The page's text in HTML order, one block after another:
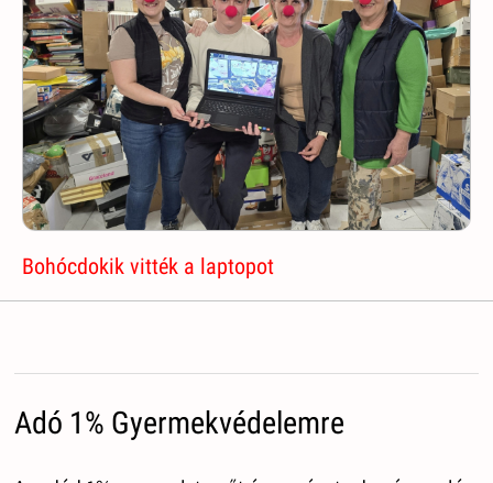
Bohócdokik vitték a laptopot
Adó 1% Gyermekvédelemre